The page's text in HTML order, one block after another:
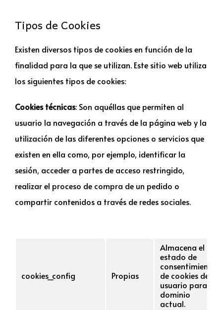
Tipos de Cookies
Existen diversos tipos de cookies en función de la
finalidad para la que se utilizan. Este sitio web utiliza
los siguientes tipos de cookies:
Cookies técnicas: Son aquéllas que permiten al
usuario la navegación a través de la página web y la
utilización de las diferentes opciones o servicios que
existen en ella como, por ejemplo, identificar la
sesión, acceder a partes de acceso restringido,
realizar el proceso de compra de un pedido o
compartir contenidos a través de redes sociales.
cookies_config Propias
Almacena el
estado de
consentimiento
de cookies del
usuario para el
dominio
actual.